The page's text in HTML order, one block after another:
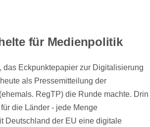
für Medienpolitik
das Eckpunktepapier zur Digitalisierung
als Pressemitteilung der
RegTP) die Runde machte. Drin
die Länder - jede Menge
Deutschland der EU eine digitale